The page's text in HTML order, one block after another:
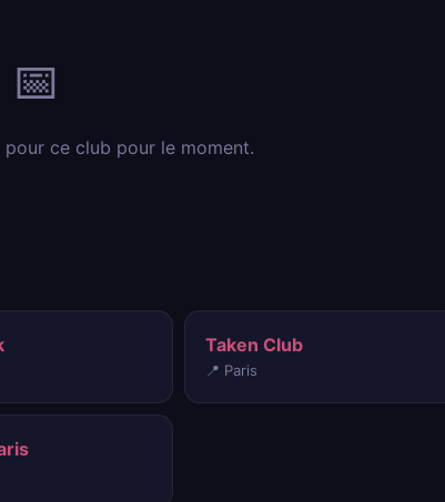
📅
ce club pour le moment.
Taken Club
📍 Paris